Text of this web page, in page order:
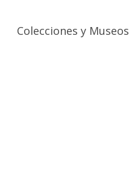
Colecciones y Museos